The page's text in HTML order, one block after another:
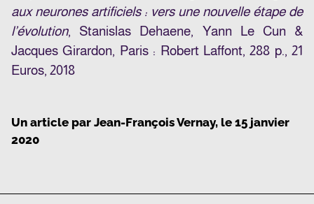
aux neurones artificiels : vers une nouvelle étape de
l’évolution, Stanislas Dehaene, Yann Le Cun &
Jacques Girardon, Paris : Robert Laffont, 288 p., 21
Euros, 2018
Un article par Jean-François Vernay, le 15 janvier
2020